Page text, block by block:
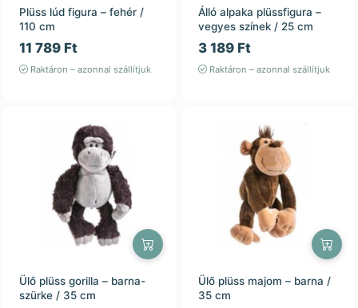
Plüss lúd figura – fehér /
110 cm
11 789 Ft
Raktáron – azonnal szállítjuk
Álló alpaka plüssfigura –
vegyes színek / 25 cm
3 189 Ft
Raktáron – azonnal szállítjuk
Ülő plüss gorilla – barna-
szürke / 35 cm
Ülő plüss majom – barna /
35 cm